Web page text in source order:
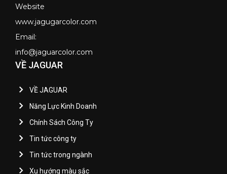
Website
www.jagugarcolor.com
Email:
info@jaguarcolor.com
VỀ JAGUAR
VỀ JAGUAR
Năng Lực Kinh Doanh
Chính Sách Công Ty
Tin tức công ty
Tin tức trong ngành
Xu hướng màu sắc